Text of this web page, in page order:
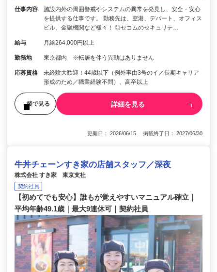
仕事内容
施設内外の周囲警戒やシステムの異常を発見し、安全・安心
を提供する仕事です。 勤務先は、空港、デパート、オフィス
ビル、金融機関など様々！ ◎セコムのセキュリテ…
給与 月給264,000円以上
勤務地 東京都内 ※転居を伴う異動はありません
応募資格
未経験大歓迎！44歳以下（例外事由3号のイ／長期キャリア
形成のため／職業経験不問）、高卒以上
後で見る 詳細を見る
更新日： 2026/06/15 掲載終了日： 2027/06/30
牛丼チェーンすき家の店舗スタッフ／深夜
株式会社 すき家 東京支社
契約社員
【初めてでも安心】誰もが覚えやすいマニュアル確立｜
平均年齢49.1歳｜最大9連休可｜契約社員